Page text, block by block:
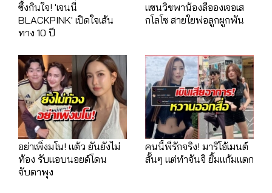
ซึ้งกินใจ! 'เจนนี่
BLACKPINK' เปิดใจเส้น
ทาง 10 ปี
แซนวิชพาน้องลีอองเจอเส
กโลโซ สายใยพ่อลูกผูกพัน
อย่าเพิ่งมโน! แต้ว ยันยังไม่
ท้อง รับแอบนอยด์โดน
จับตาพุง
คนนี้พี่รักจริง! มาริโอ้เมนต์
สั้นๆ แต่ทำจันจิ ยิ้มแก้มแตก